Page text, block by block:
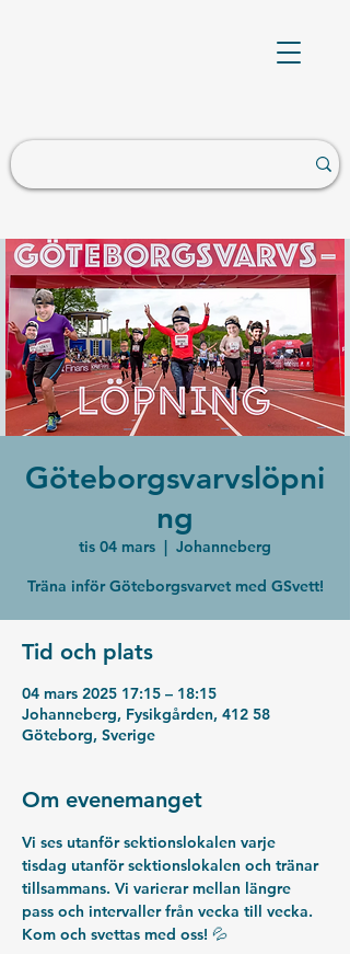
Göteborgsvarvslöpni
ng
tis 04 mars
  |
Johanneberg
Träna inför Göteborgsvarvet med GSvett!
Tid och plats
04 mars 2025 17:15 – 18:15
Johanneberg, Fysikgården, 412 58
Göteborg, Sverige
Om evenemanget
Vi ses utanför sektionslokalen varje
tisdag utanför sektionslokalen och tränar
tillsammans. Vi varierar mellan längre
pass och intervaller från vecka till vecka.
Kom och svettas med oss! 💦